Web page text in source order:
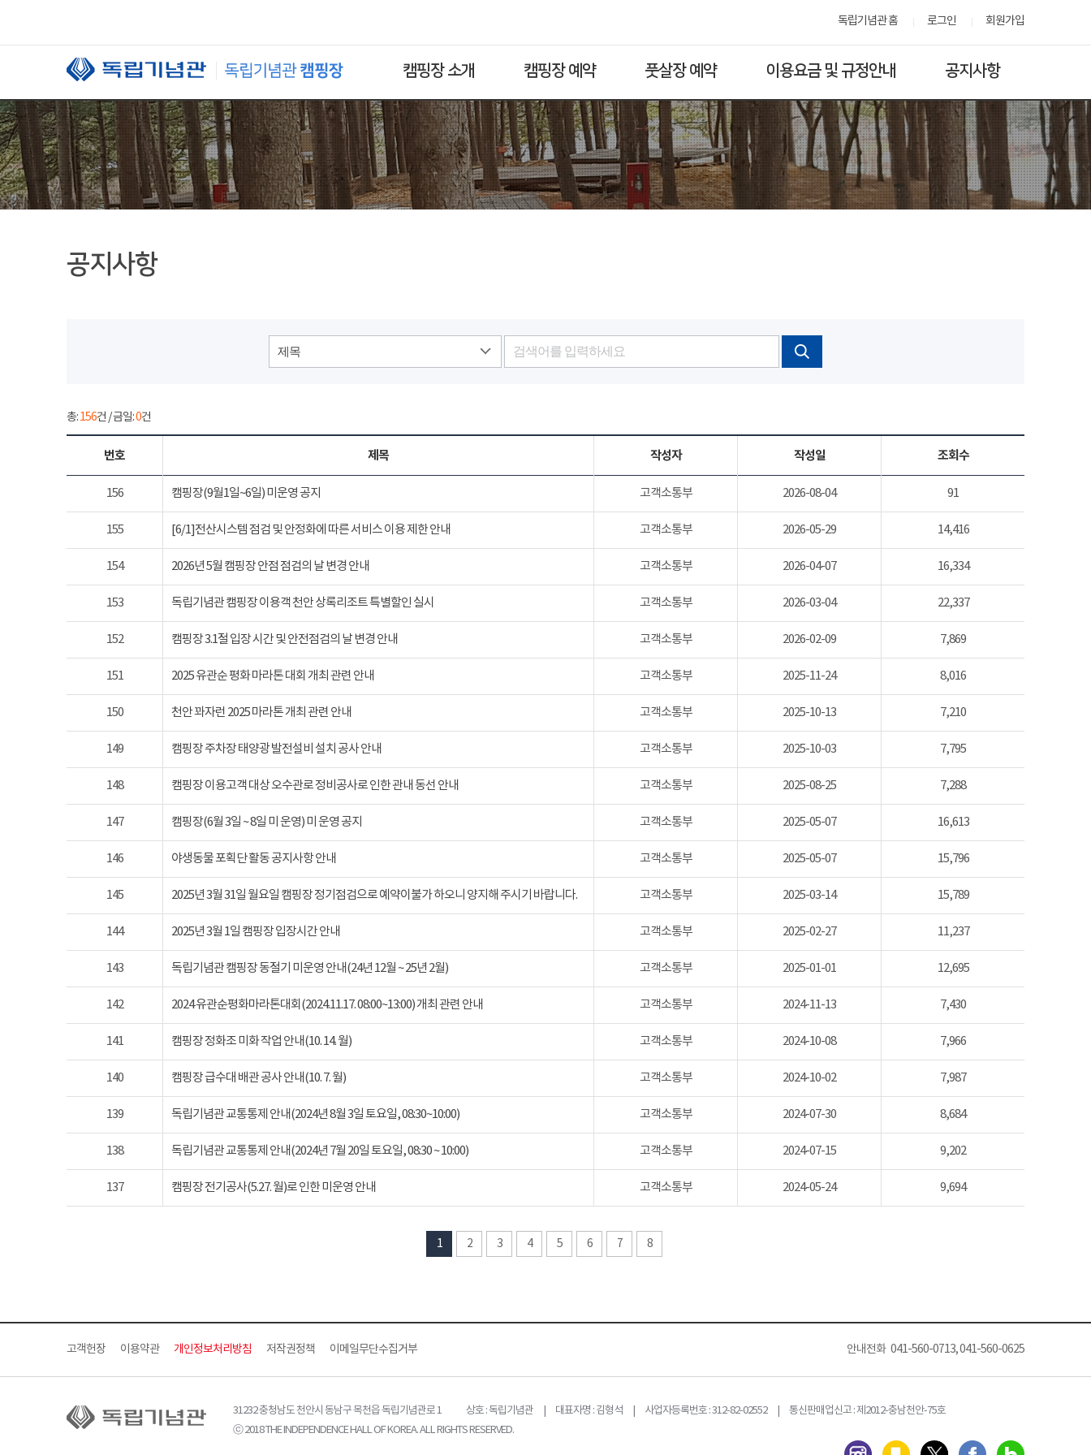
독립기념관 홈 로그인 회원가입
캠핑장 소개 캠핑장 예약 풋살장 예약 이용요금 및 규정안내 공지사항
공지사항
제목
총:156건 / 금일:0건
번호 제목 작성자 작성일 조회수
156 캠핑장(9월1일~6일) 미운영 공지 고객소통부 2026-08-04 91
155 [6/1]전산시스템 점검 및 안정화에 따른 서비스 이용 제한 안내 고객소통부 2026-05-29 14,416
154 2026년 5월 캠핑장 안점 점검의 날 변경 안내 고객소통부 2026-04-07 16,334
153 독립기념관 캠핑장 이용객 천안 상록리조트 특별할인 실시 고객소통부 2026-03-04 22,337
152 캠핑장 3.1절 입장 시간 및 안전점검의 날 변경 안내 고객소통부 2026-02-09 7,869
151 2025 유관순 평화 마라톤 대회 개최 관련 안내 고객소통부 2025-11-24 8,016
150 천안 꽈자런 2025 마라톤 개최 관련 안내 고객소통부 2025-10-13 7,210
149 캠핑장 주차장 태양광 발전설비 설치 공사 안내 고객소통부 2025-10-03 7,795
148 캠핑장 이용고객 대상 오수관로 정비공사로 인한 관내 동선 안내 고객소통부 2025-08-25 7,288
147 캠핑장(6월 3일 ~ 8일 미 운영) 미 운영 공지 고객소통부 2025-05-07 16,613
146 야생동물 포획단 활동 공지사항 안내 고객소통부 2025-05-07 15,796
145 2025년 3월 31일 월요일 캠핑장 정기점검으로 예약이불가 하오니 양지해 주시기 바랍니다. 고객소통부 2025-03-14 15,789
144 2025년 3월 1일 캠핑장 입장시간 안내 고객소통부 2025-02-27 11,237
143 독립기념관 캠핑장 동절기 미운영 안내(24년 12월 ~ 25년 2월) 고객소통부 2025-01-01 12,695
142 2024 유관순평화마라톤대회(2024.11.17. 08:00~13:00) 개최 관련 안내 고객소통부 2024-11-13 7,430
141 캠핑장 정화조 미화 작업 안내(10. 14. 월) 고객소통부 2024-10-08 7,966
140 캠핑장 급수대 배관 공사 안내(10. 7. 월) 고객소통부 2024-10-02 7,987
139 독립기념관 교통통제 안내(2024년 8월 3일 토요일, 08:30~10:00) 고객소통부 2024-07-30 8,684
138 독립기념관 교통통제 안내(2024년 7월 20일 토요일, 08:30 ~ 10:00) 고객소통부 2024-07-15 9,202
137 캠핑장 전기공사(5.27. 월)로 인한 미운영 안내 고객소통부 2024-05-24 9,694
1 2 3 4 5 6 7 8
고객헌장 이용약관 개인정보처리방침 저작권정책 이메일무단수집거부 안내전화 041-560-0713, 041-560-0625
31232 충청남도 천안시 동남구 목천읍 독립기념관로 1
상호 : 독립기념관 | 대표자명 : 김형석 | 사업자등록번호 : 312-82-02552 | 통신판매업신고 : 제2012-충남천안-75호
ⓒ 2018 THE INDEPENDENCE HALL OF KOREA. ALL RIGHTS RESERVED.